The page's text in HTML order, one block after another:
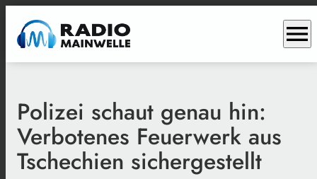
menu
Polizei schaut genau hin:
Verbotenes Feuerwerk aus
Tschechien sichergestellt